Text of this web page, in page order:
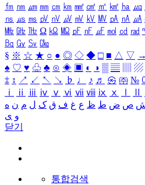
㎙ ㎚ ㎛ ㎜ ㎝ ㎞ ㎟ ㎠ ㎡ ㎢ ㏊ ㎍
㎱ ㎲ ㎳ ㎴ ㎵ ㎶ ㎷ ㎸ ㎹ ㎀ ㎁ ㎂
㎒ ㎓ ㎔ Ω ㏀ ㏁ ㎊ ㎋ ㎌ ㏖ ㏅ ㎭
㏃ ㏉ ㏜ ㏆
§ ※ ☆ ★ ○ ● ◎ ◇ ◆ □ ■ △ ▽ →
♠ ♡ ♥ ♧ ♣ ⊙ ◈ ▣ ◐ ◑ ▒ ▤ ▨
‡ ↕ ↗ ↙ ↖ ↘ ♭ ♩ ♪ ♬ ㉿ ㈜ №
ⅰ
ⅱ ⅲ ⅳ ⅴ ⅵ ⅶ ⅷ ⅸ ⅹ
ص ض ط ظ ع غ ف ق ک ل م ن ه
و ی
닫기
통합검색